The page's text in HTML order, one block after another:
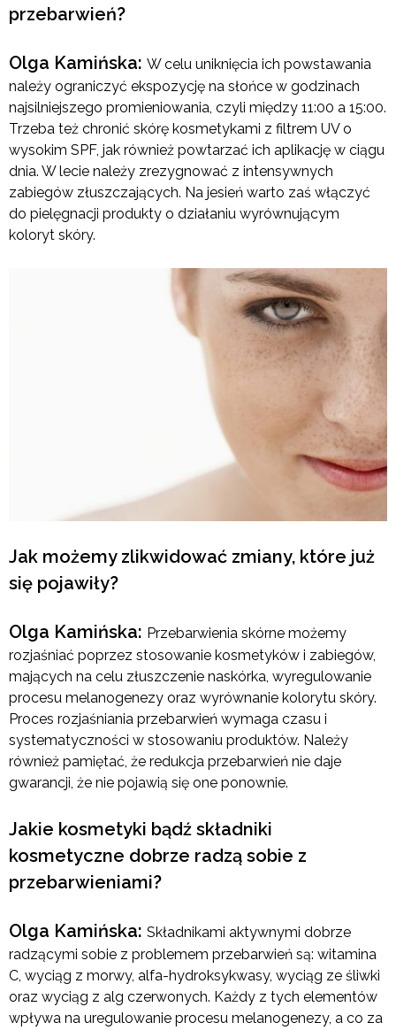
przebarwień?
Olga Kamińska: W celu uniknięcia ich powstawania
należy ograniczyć ekspozycję na słońce w godzinach
najsilniejszego promieniowania, czyli między 11:00 a 15:00.
Trzeba też chronić skórę kosmetykami z filtrem UV o
wysokim SPF, jak również powtarzać ich aplikację w ciągu
dnia. W lecie należy zrezygnować z intensywnych
zabiegów złuszczających. Na jesień warto zaś włączyć
do pielęgnacji produkty o działaniu wyrównującym
koloryt skóry.
Jak możemy zlikwidować zmiany, które już
się pojawiły?
Olga Kamińska: Przebarwienia skórne możemy
rozjaśniać poprzez stosowanie kosmetyków i zabiegów,
mających na celu złuszczenie naskórka, wyregulowanie
procesu melanogenezy oraz wyrównanie kolorytu skóry.
Proces rozjaśniania przebarwień wymaga czasu i
systematyczności w stosowaniu produktów. Należy
również pamiętać, że redukcja przebarwień nie daje
gwarancji, że nie pojawią się one ponownie.
Jakie kosmetyki bądź składniki
kosmetyczne dobrze radzą sobie z
przebarwieniami?
Olga Kamińska: Składnikami aktywnymi dobrze
radzącymi sobie z problemem przebarwień są: witamina
C, wyciąg z morwy, alfa-hydroksykwasy, wyciąg ze śliwki
oraz wyciąg z alg czerwonych. Każdy z tych elementów
wpływa na uregulowanie procesu melanogenezy, a co za